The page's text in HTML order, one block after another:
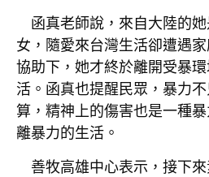
函真老師說，來自大陸的
女，隨愛來台灣生活卻遭遇
協助下，她才終於離開受暴
活。函真也提醒民眾，暴力
算，精神上的傷害也是一種
離暴力的生活。
善牧高雄中心表示，接下